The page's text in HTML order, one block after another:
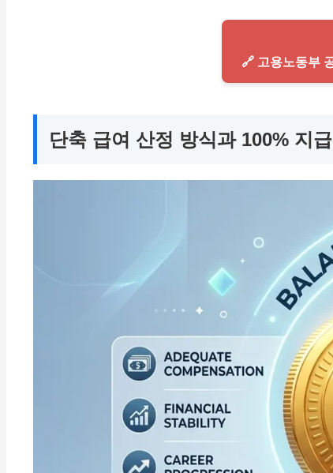
🔗 고용노동부
단축 급여 산정 방식과 100% 지